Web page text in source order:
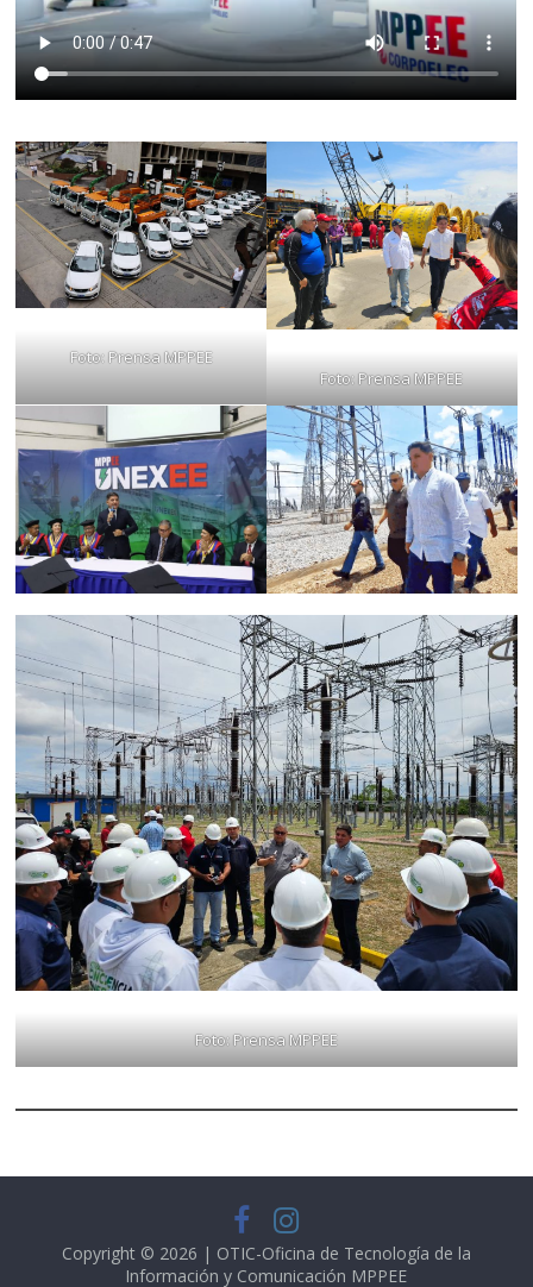
Foto: Prensa MPPEE
Foto: Prensa MPPEE
Foto: Prensa MPPEE
Copyright © 2026 | OTIC-Oficina de Tecnología de la
Información y Comunicación MPPEE